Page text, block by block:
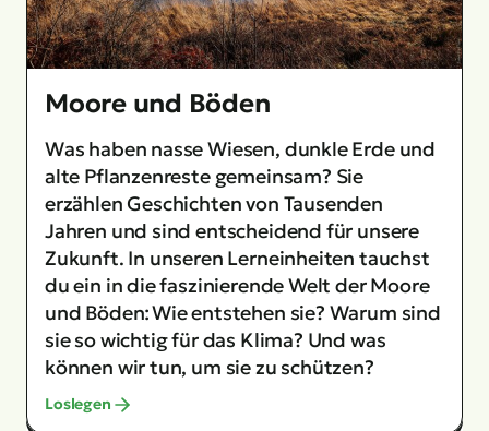
Moore und Böden
Was haben nasse Wiesen, dunkle Erde und
alte Pflanzenreste gemeinsam? Sie
erzählen Geschichten von Tausenden
Jahren und sind entscheidend für unsere
Zukunft. In unseren Lerneinheiten tauchst
du ein in die faszinierende Welt der Moore
und Böden: Wie entstehen sie? Warum sind
sie so wichtig für das Klima? Und was
können wir tun, um sie zu schützen?
Loslegen